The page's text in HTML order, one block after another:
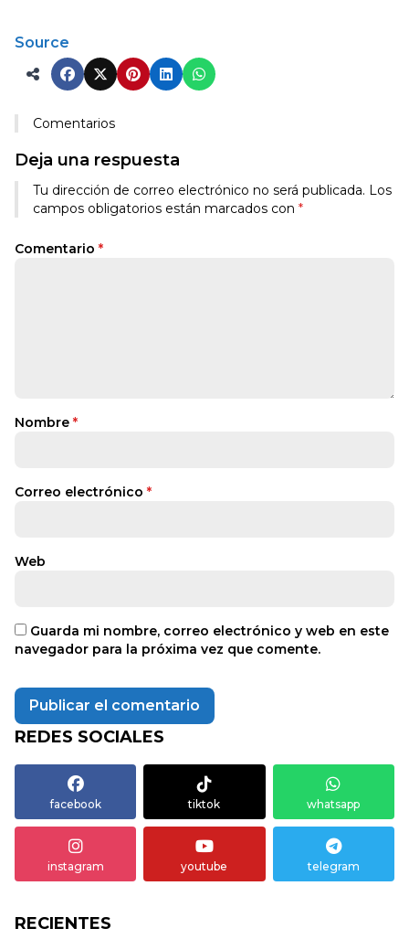
Source
Comentarios
Deja una respuesta
Tu dirección de correo electrónico no será publicada. Los
campos obligatorios están marcados con *
Comentario *
Nombre *
Correo electrónico *
Web
Guarda mi nombre, correo electrónico y web en este
navegador para la próxima vez que comente.
REDES SOCIALES
facebook tiktok whatsapp
instagram youtube telegram
RECIENTES